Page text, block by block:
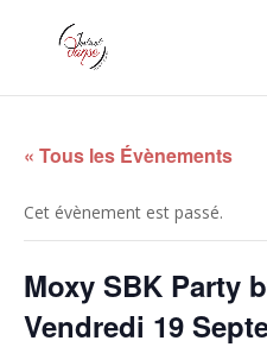
« Tous les Évènements
Cet évènement est passé.
Moxy SBK Party
Vendredi 19